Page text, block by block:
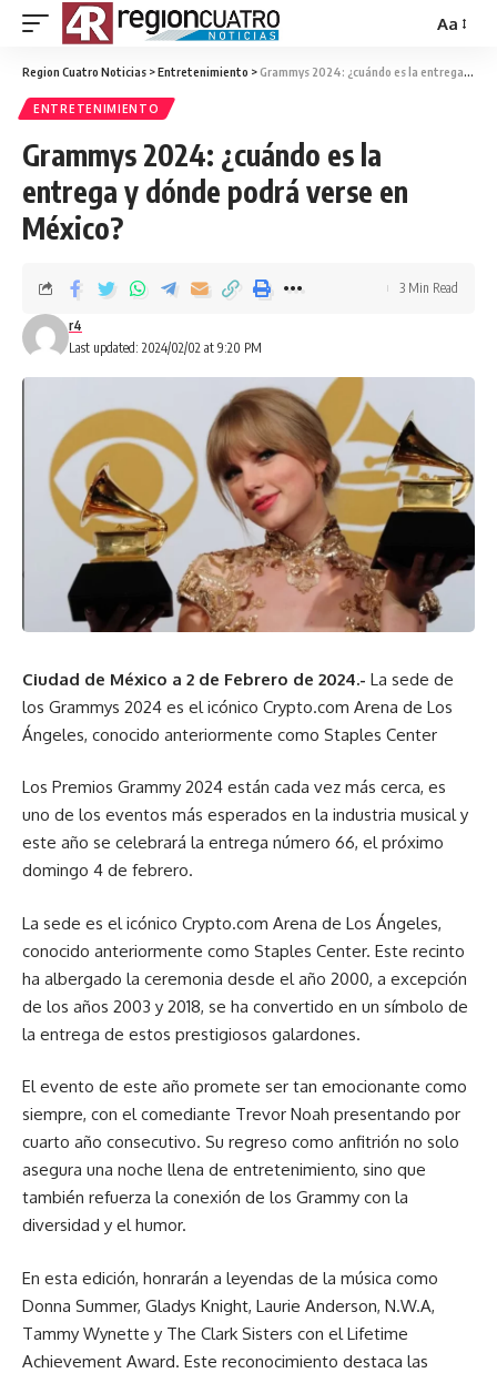
Aa
Region Cuatro Noticias >Entretenimiento >Grammys 2024: ¿cuándo es la entrega y dónde podrá verse en México?
ENTRETENIMIENTO
Grammys 2024: ¿cuándo es la
entrega y dónde podrá verse en
México?
Last updated: 2024/02/02 at 9:20 PM
r4
3 Min Read
Ciudad de México a 2 de Febrero de 2024.- La sede de
los Grammys 2024 es el icónico Crypto.com Arena de Los
Ángeles, conocido anteriormente como Staples Center
Los Premios Grammy 2024 están cada vez más cerca, es
uno de los eventos más esperados en la industria musical y
este año se celebrará la entrega número 66, el próximo
domingo 4 de febrero.
La sede es el icónico Crypto.com Arena de Los Ángeles,
conocido anteriormente como Staples Center. Este recinto
ha albergado la ceremonia desde el año 2000, a excepción
de los años 2003 y 2018, se ha convertido en un símbolo de
la entrega de estos prestigiosos galardones.
El evento de este año promete ser tan emocionante como
siempre, con el comediante Trevor Noah presentando por
cuarto año consecutivo. Su regreso como anfitrión no solo
asegura una noche llena de entretenimiento, sino que
también refuerza la conexión de los Grammy con la
diversidad y el humor.
En esta edición, honrarán a leyendas de la música como
Donna Summer, Gladys Knight, Laurie Anderson, N.W.A,
Tammy Wynette y The Clark Sisters con el Lifetime
Achievement Award. Este reconocimiento destaca las